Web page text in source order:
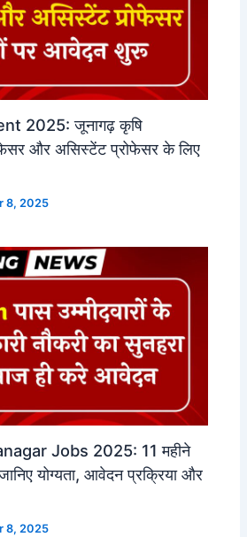
2025: जूनागढ़ कृषि
और असिस्टेंट प्रोफेसर के लिए
8, 2025
Jobs 2025: 11 महीने
योग्यता, आवेदन प्रक्रिया और
8, 2025